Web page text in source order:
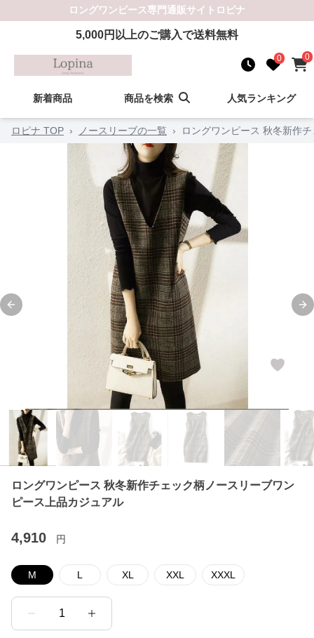
ロングワンピース専門通販サイト ロピナ
5,000円以上のご購入で送料無料
0 0
新着商品 商品を検索 人気ランキング
ロピナ TOP › ノースリーブの一覧 › ロングワンピース 秋冬新作
Previous slide
ロングワンピース 秋冬新作チェック柄ノースリーブワン
ピース上品カジュアル
4,910 円
M L XL XXL XXXL
1